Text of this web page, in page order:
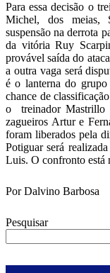
Para essa decisão o
Michel, dos meias,
suspensão na derrota
da vitória Ruy
provável saída do
a outra vaga será
é o lanterna do
chance de
o treinador Mastrillo
zagueiros Artur e
foram liberados pela
Potiguar será
Luis. O confronto está
Por Dalvino Barbosa
Pesquisar